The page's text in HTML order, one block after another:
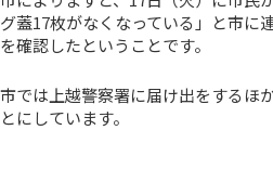
グ蓋17枚がなくなっている」と市に
を確認したということです。
市では上越警察署に届け出をするほ
とにしています。